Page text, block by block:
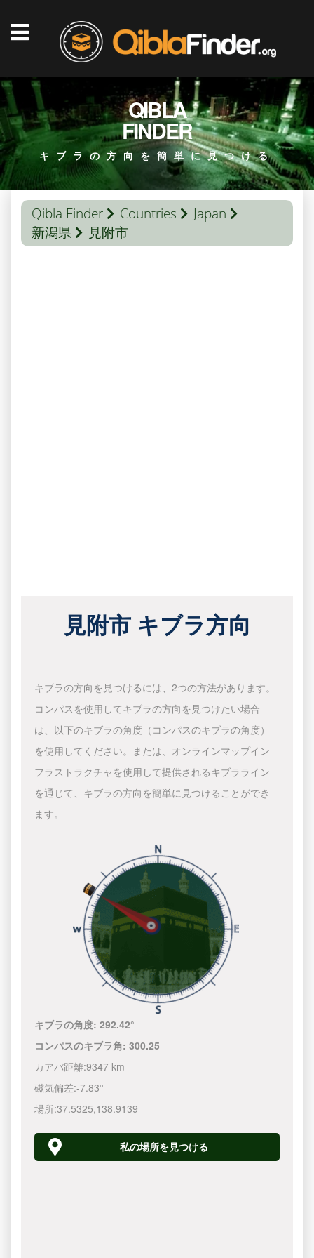
QIBLA
FINDER
キブラの方向を簡単に見つける
Qibla Finder Countries
Japan
新潟県
見附市
見附市 キブラ方向
キブラの方向を見つけるには、2つの方法があります。
コンパスを使用してキブラの方向を見つけたい場合
は、以下のキブラの角度（コンパスのキブラの角度）
を使用してください。または、オンラインマップイン
フラストラクチャを使用して提供されるキブラライン
を通じて、キブラの方向を簡単に見つけることができ
ます。
キブラの角度:292.42°
コンパスのキブラ角:300.25
カアバ距離:9347 km
磁気偏差:-7.83°
場所:37.5325,138.9140
私の場所を見つける